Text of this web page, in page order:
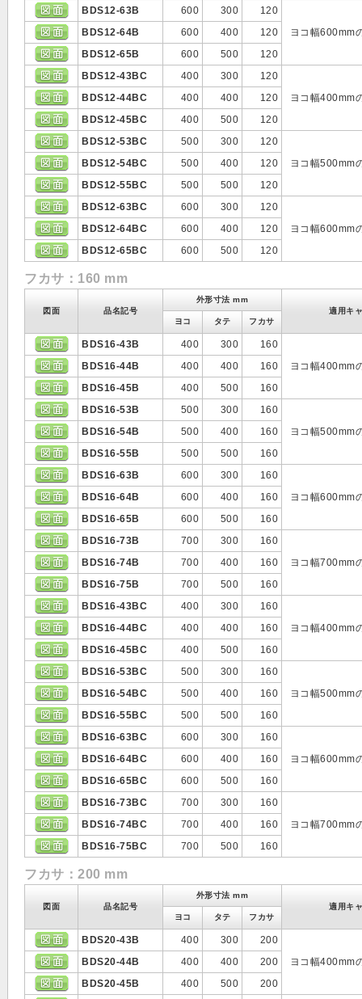
BDS12-63B
600 300
120
ヨコ幅600mm
BDS12-64B 600 400
120
BDS12-65B
600 500
120
BDS12-43BC
400 300
120
ヨコ幅400mm
BDS12-44BC 400 400
120
BDS12-45BC
400 500
120
BDS12-53BC
500 300
120
ヨコ幅500mm
BDS12-54BC 500 400
120
BDS12-55BC
500 500
120
BDS12-63BC
600 300
120
ヨコ幅600mm
BDS12-64BC 600 400
120
BDS12-65BC
600 500 120
フカサ：160 mm
図面 品名記号
外形寸法 mm
適用キ
ヨコ
タテ フカサ
BDS16-43B 400 300
160
ヨコ幅400mm
BDS16-44B 400 400
160
BDS16-45B
400 500
160
BDS16-53B
500 300
160
ヨコ幅500mm
BDS16-54B 500 400
160
BDS16-55B
500 500
160
BDS16-63B
600 300
160
ヨコ幅600mm
BDS16-64B 600 400
160
BDS16-65B
600 500
160
BDS16-73B
700 300
160
ヨコ幅700mm
BDS16-74B 700 400
160
BDS16-75B
700 500
160
BDS16-43BC
400 300
160
ヨコ幅400mm
BDS16-44BC 400 400
160
BDS16-45BC
400 500
160
BDS16-53BC
500 300
160
ヨコ幅500mm
BDS16-54BC 500 400
160
BDS16-55BC
500 500
160
BDS16-63BC
600 300
160
ヨコ幅600mm
BDS16-64BC 600 400
160
BDS16-65BC
600 500
160
BDS16-73BC
700 300
160
ヨコ幅700mm
BDS16-74BC 700 400
160
BDS16-75BC
700 500 160
フカサ：200 mm
図面 品名記号
外形寸法 mm
適用キ
ヨコ
タテ フカサ
BDS20-43B 400 300
200
ヨコ幅400mm
BDS20-44B 400 400
200
BDS20-45B
400 500
200